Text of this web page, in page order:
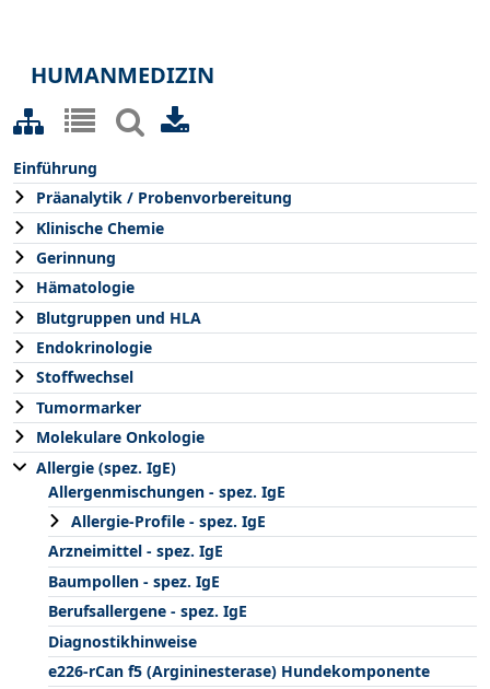
HUMANMEDIZIN
Einführung
Präanalytik / Probenvorbereitung
Klinische Chemie
Gerinnung
Hämatologie
Blutgruppen und HLA
Endokrinologie
Stoffwechsel
Tumormarker
Molekulare Onkologie
Allergie (spez. IgE)
Allergenmischungen - spez. IgE
Allergie-Profile - spez. IgE
Arzneimittel - spez. IgE
Baumpollen - spez. IgE
Berufsallergene - spez. IgE
Diagnostikhinweise
e226-rCan f5 (Argininesterase) Hundekomponente